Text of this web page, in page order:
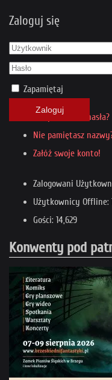
Zaloguj się
Zapamiętaj
Zaloguj
Nie pamiętasz hasła?
Nie pamiętasz
Załóż swoje konto!
Zalogowani
Użytkownicy Offline:
Gości: 14,629
Konwenty pod